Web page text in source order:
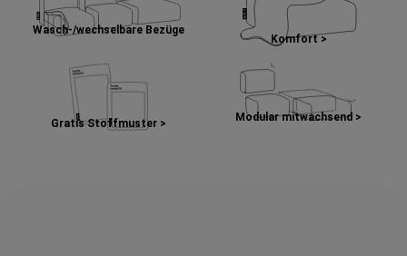
Wasch-/wechselbare Bezüge
Komfort >
Gratis Stoffmuster >
Modular mitwachsend >